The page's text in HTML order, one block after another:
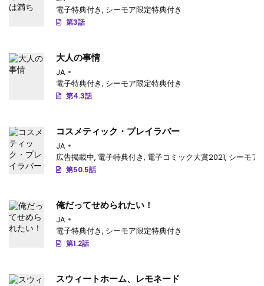
電子特典付き, シーモア限定特典付き
第3話
大人の事情
JA
電子特典付き, シーモア限定特典付き
第4.3話
コスメティック・プレイラバー
JA
広告掲載中, 電子特典付き, 電子コミック大賞2021, シーモア
第50.5話
俺だってせめられたい！
JA
電子特典付き, シーモア限定特典付き
第1.2話
スウィートホーム、レモネード